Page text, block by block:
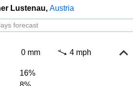
Lustenau Austria
forecast
0 mm 4 mph
16%